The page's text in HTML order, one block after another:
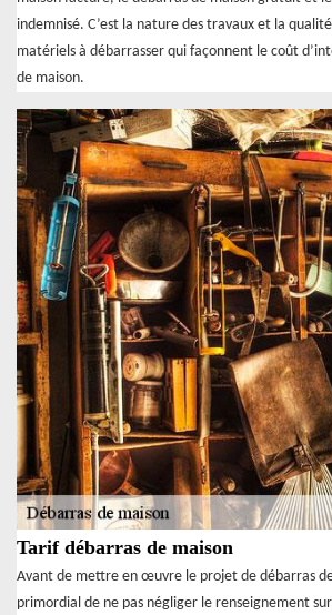
indemnisé. C’est la nature des travaux et la
matériels à débarrasser qui façonnent le coût
de maison.
Tarif débarras de maison
Avant de mettre en œuvre le projet de débarras
primordial de ne pas négliger le renseignement